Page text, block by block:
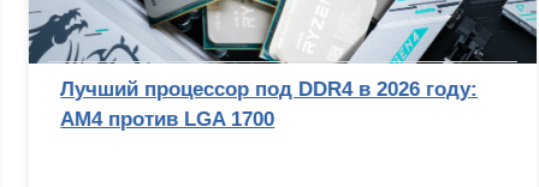
Лучший процессор под DDR4 в 2026 году:
AM4 против LGA 1700